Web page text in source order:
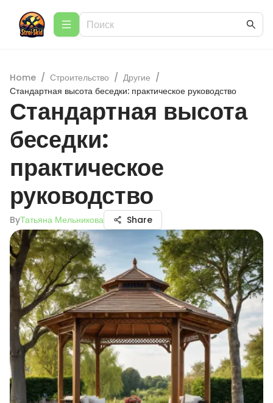
Home / Строительство / Другие /
Стандартная высота беседки: практическое руководство
Стандартная высота
беседки:
практическое
руководство
ByТатьяна Мельникова Share